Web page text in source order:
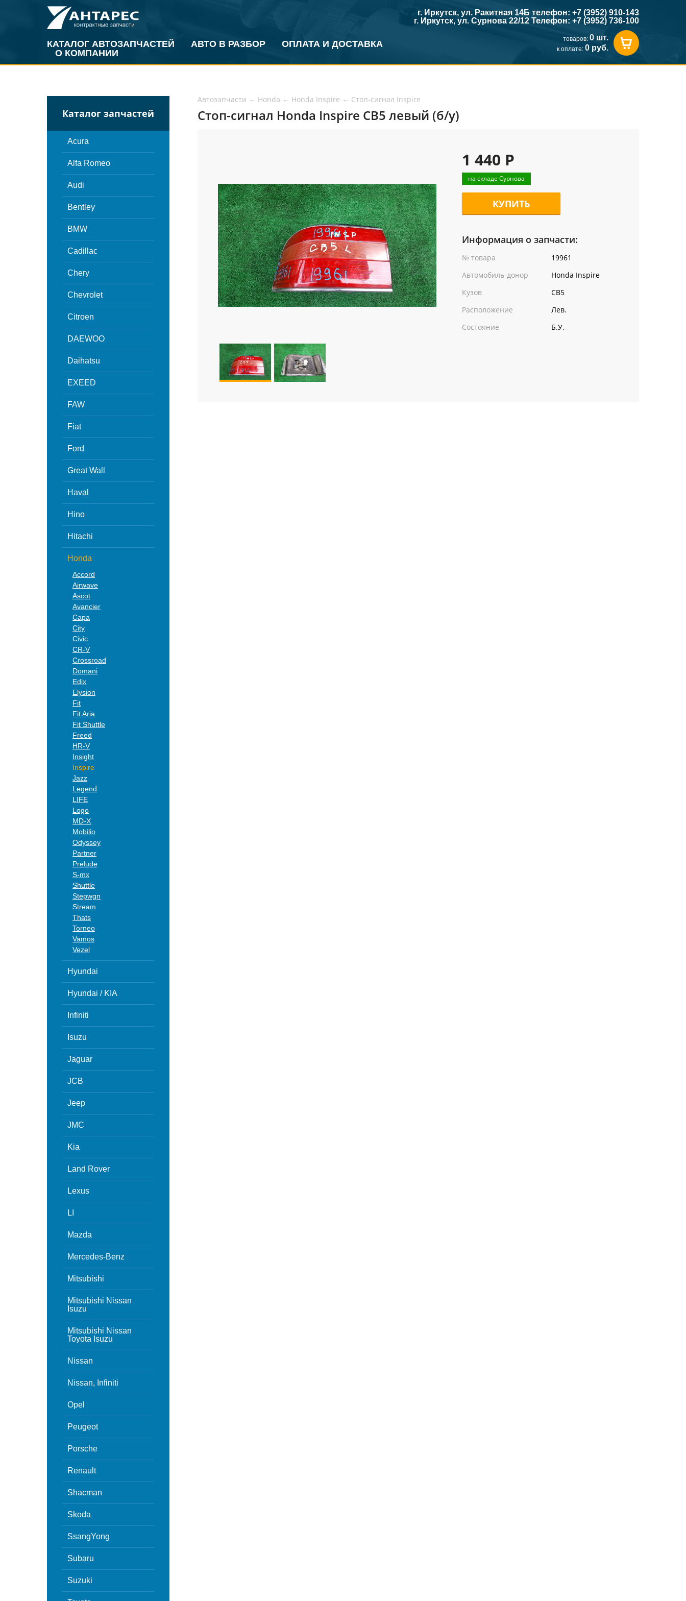
КАТАЛОГ АВТОЗАПЧАСТЕЙ АВТО В РАЗБОР
ОПЛАТА И ДОСТАВКА
О КОМПАНИИ
г. Иркутск, ул. Ракитная 14Б телефон: +7 (3952) 910-143
г. Иркутск, ул. Сурнова 22/12 Телефон: +7 (3952) 736-100
товаров: 0 шт.
к оплате: 0 руб.
Каталог запчастей
Acura
Alfa Romeo
Audi
Bentley
BMW
Cadillac
Chery
Chevrolet
Citroen
DAEWOO
Daihatsu
EXEED
FAW
Fiat
Ford
Great Wall
Haval
Hino
Hitachi
Honda
Accord
Airwave
Ascot
Avancier
Capa
City
Civic
CR-V
Crossroad
Domani
Edix
Elysion
Fit
Fit Aria
Fit Shuttle
Freed
HR-V
Insight
Inspire
Jazz
Legend
LIFE
Logo
MD-X
Mobilio
Odyssey
Partner
Prelude
S-mx
Shuttle
Stepwgn
Stream
Thats
Torneo
Vamos
Vezel
Hyundai
Hyundai / KIA
Infiniti
Isuzu
Jaguar
JCB
Jeep
JMC
Kia
Land Rover
Lexus
LI
Mazda
Mercedes-Benz
Mitsubishi
Mitsubishi Nissan
Isuzu
Mitsubishi Nissan
Toyota Isuzu
Nissan
Nissan, Infiniti
Opel
Peugeot
Porsche
Renault
Shacman
Skoda
SsangYong
Subaru
Suzuki
Автозапчасти ← Honda ← Honda Inspire ← Стоп-сигнал Inspire
Стоп-сигнал Honda Inspire CB5 левый (б/у)
1 440 Р
на складе Сурнова
КУПИТЬ
Информация о запчасти:
№ товара
19961
Автомобиль-донор
Honda Inspire
Кузов
CB5
Расположение
Лев.
Состояние
Б.У.